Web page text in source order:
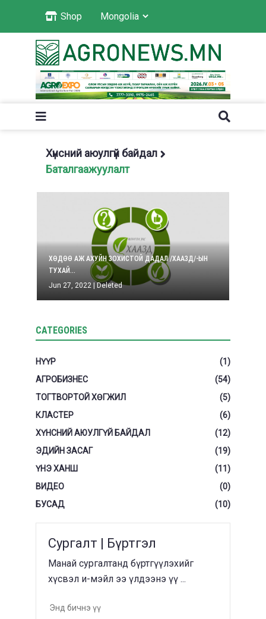
Shop
Хүнсний аюулгүй байдал
Баталгаажуулалт
ХӨДӨӨ АЖ АХУЙН ЗОХИСТОЙ ДАДАЛ /ХААЗД/-ЫН
ТУХАЙ...
Jun 27, 2022 | Deleted
CATEGORIES
НҮҮР
(1)
АГРОБИЗНЕС
(54)
ТОГТВОРТОЙ ХӨГЖИЛ
(5)
КЛАСТЕР
(6)
ХҮНСНИЙ АЮУЛГҮЙ БАЙДАЛ
(12)
ЭДИЙН ЗАСАГ
(19)
ҮНЭ ХАНШ
(11)
ВИДЕО
(0)
БУСАД
(10)
Сургалт | Бүртгэл
Манай сургалтанд бүртгүүлэхийг
хүсвэл и-мэйл ээ үлдээнэ үү ...